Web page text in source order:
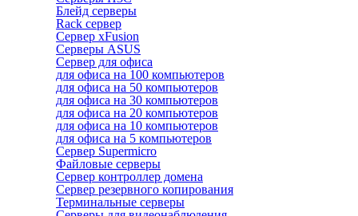
Блейд серверы
Rack сервер
Сервер xFusion
Серверы ASUS
Сервер для офиса
для офиса на 100 компьютеров
для офиса на 50 компьютеров
для офиса на 30 компьютеров
для офиса на 20 компьютеров
для офиса на 10 компьютеров
для офиса на 5 компьютеров
Сервер Supermicro
Файловые серверы
Сервер контроллер домена
Сервер резервного копирования
Терминальные серверы